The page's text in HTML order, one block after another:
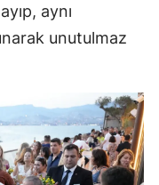
aynı
unutulmaz